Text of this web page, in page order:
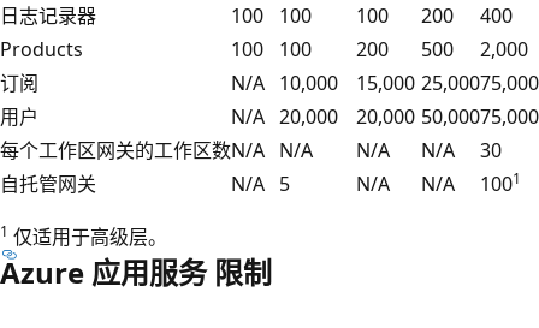
日志记录器
100 100 100 200
400
Products
100 100 200 500
2,000
订阅
N/A 10,000 15,000 25,00075,000
用户
N/A 20,000 20,000 50,00075,000
每个工作区网关的工作区数N/A N/A N/A N/A
30
自托管网关
N/A 5 N/A N/A 1001
1 仅适用于高级层。
Azure 应用服务 限制